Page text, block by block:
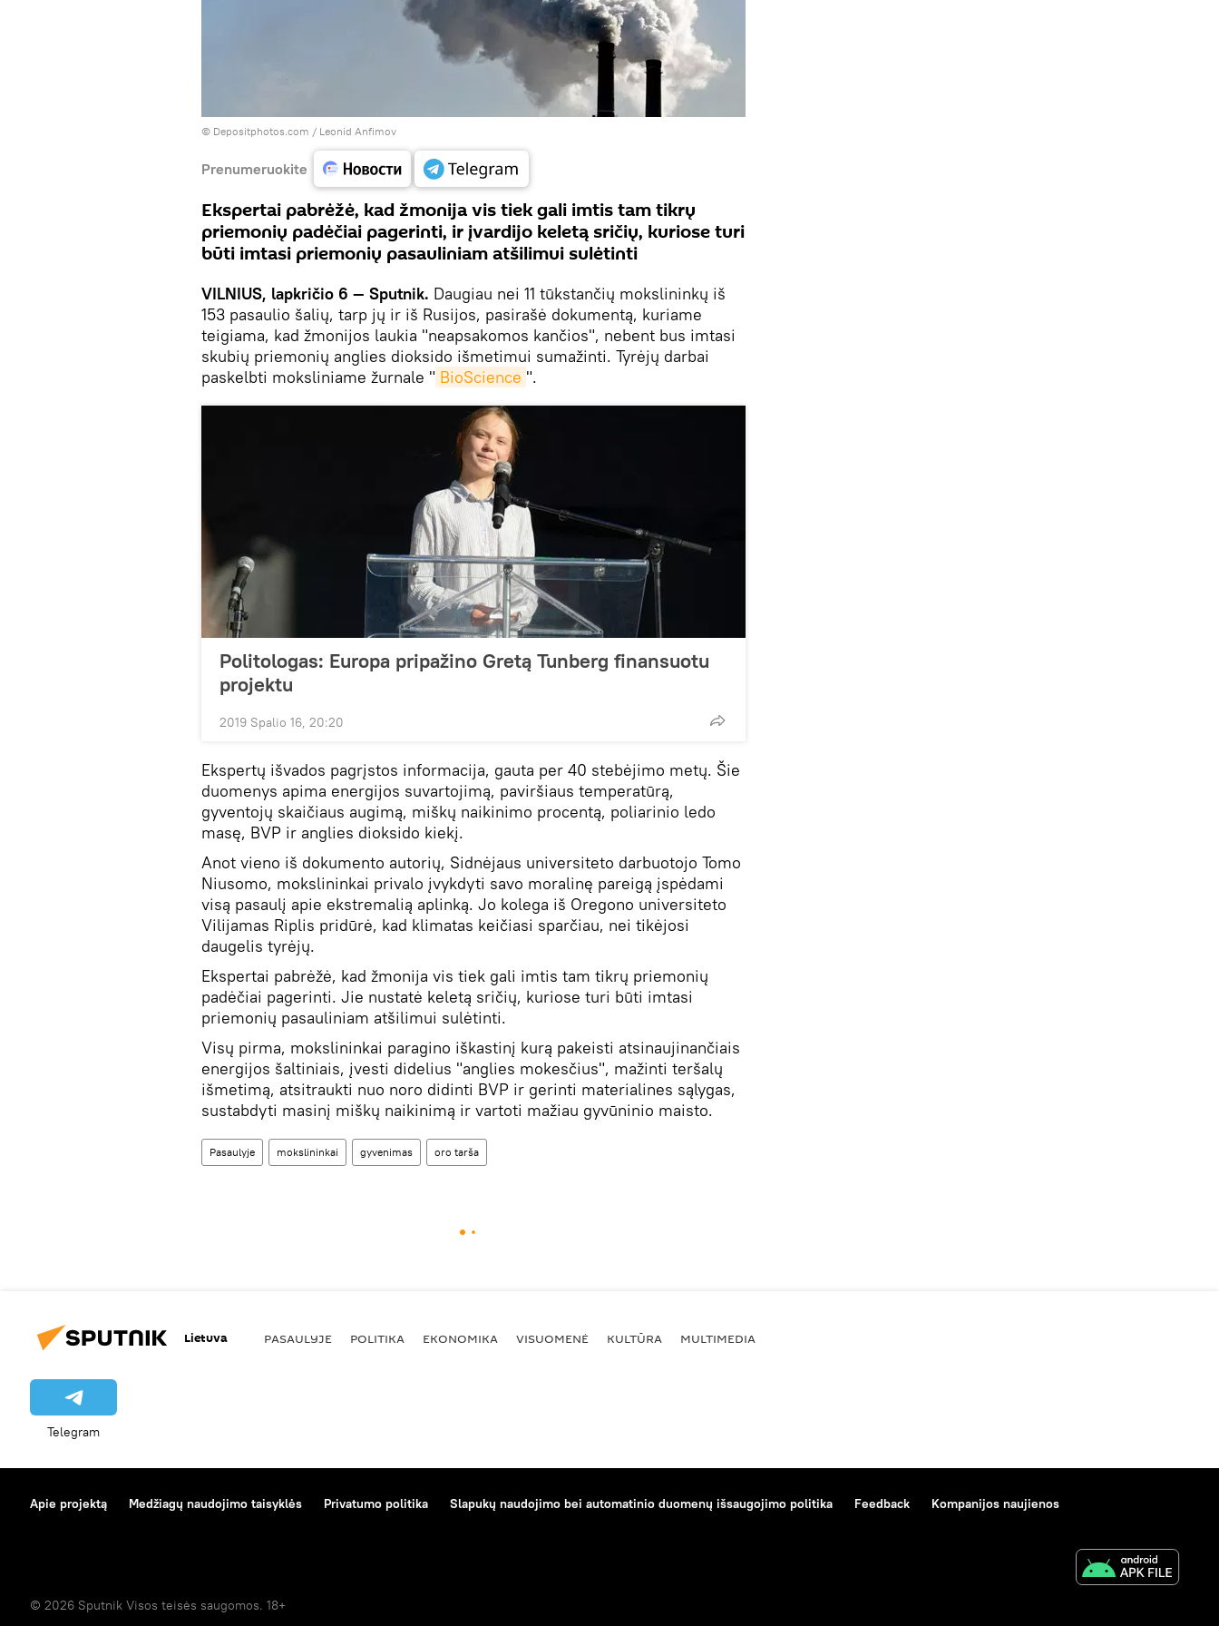
© Depositphotos.com / Leonid Anfimov
Prenumeruokite
Ekspertai pabrėžė, kad žmonija vis tiek gali imtis tam tikrų
priemonių padėčiai pagerinti, ir įvardijo keletą sričių, kuriose turi
būti imtasi priemonių pasauliniam atšilimui sulėtinti
VILNIUS, lapkričio 6 — Sputnik. Daugiau nei 11 tūkstančių mokslininkų iš
153 pasaulio šalių, tarp jų ir iš Rusijos, pasirašė dokumentą, kuriame
teigiama, kad žmonijos laukia "neapsakomos kančios", nebent bus imtasi
skubių priemonių anglies dioksido išmetimui sumažinti. Tyrėjų darbai
paskelbti moksliniame žurnale " BioScience ".
Politologas: Europa pripažino Gretą Tunberg finansuotu
projektu
2019 Spalio 16, 20:20
Ekspertų išvados pagrįstos informacija, gauta per 40 stebėjimo metų. Šie
duomenys apima energijos suvartojimą, paviršiaus temperatūrą,
gyventojų skaičiaus augimą, miškų naikinimo procentą, poliarinio ledo
masę, BVP ir anglies dioksido kiekį.
Anot vieno iš dokumento autorių, Sidnėjaus universiteto darbuotojo Tomo
Niusomo, mokslininkai privalo įvykdyti savo moralinę pareigą įspėdami
visą pasaulį apie ekstremalią aplinką. Jo kolega iš Oregono universiteto
Vilijamas Riplis pridūrė, kad klimatas keičiasi sparčiau, nei tikėjosi
daugelis tyrėjų.
Ekspertai pabrėžė, kad žmonija vis tiek gali imtis tam tikrų priemonių
padėčiai pagerinti. Jie nustatė keletą sričių, kuriose turi būti imtasi
priemonių pasauliniam atšilimui sulėtinti.
Visų pirma, mokslininkai paragino iškastinį kurą pakeisti atsinaujinančiais
energijos šaltiniais, įvesti didelius "anglies mokesčius", mažinti teršalų
išmetimą, atsitraukti nuo noro didinti BVP ir gerinti materialines sąlygas,
sustabdyti masinį miškų naikinimą ir vartoti mažiau gyvūninio maisto.
Pasaulyje mokslininkai gyvenimas oro tarša
Lietuva PASAULYJE POLITIKA EKONOMIKA VISUOMENĖ KULTŪRA MULTIMEDIA
Telegram
Apie projektą Medžiagų naudojimo taisyklės Privatumo politika Slapukų naudojimo bei automatinio duomenų išsaugojimo politika Feedback Kompanijos naujienos
© 2026 Sputnik Visos teisės saugomos. 18+